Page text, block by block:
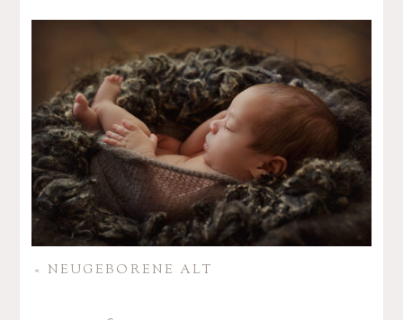
« NEUGE­BO­RENE ALT